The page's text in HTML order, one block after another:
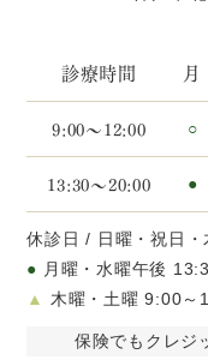
診療時間 月
9:00～12:00 ○
13:30～20:00 ●
休診日 / 日曜・祝日・
● 月曜・水曜午後
▲
木曜・土曜 9:00～
保険でもクレジ